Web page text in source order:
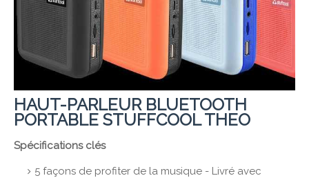
HAUT-PARLEUR BLUETOOTH
PORTABLE STUFFCOOL THEO
Spécifications clés
5 façons de profiter de la musique - Livré avec